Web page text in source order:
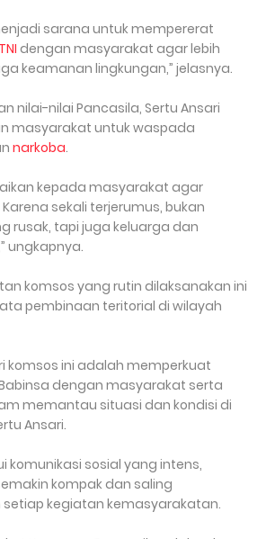
sarana untuk mempererat
TNI dengan masyarakat agar lebih
keamanan lingkungan,” jelasnya.
nilai-nilai Pancasila, Sertu Ansari
masyarakat untuk waspada
narkoba.
kepada masyarakat agar
sekali terjerumus, bukan
rusak, tapi juga keluarga dan
ungkapnya.
komsos yang rutin dilaksanakan ini
pembinaan teritorial di wilayah
komsos ini adalah memperkuat
dengan masyarakat serta
memantau situasi dan kondisi di
Ansari.
komunikasi sosial yang intens,
kompak dan saling
kegiatan kemasyarakatan.